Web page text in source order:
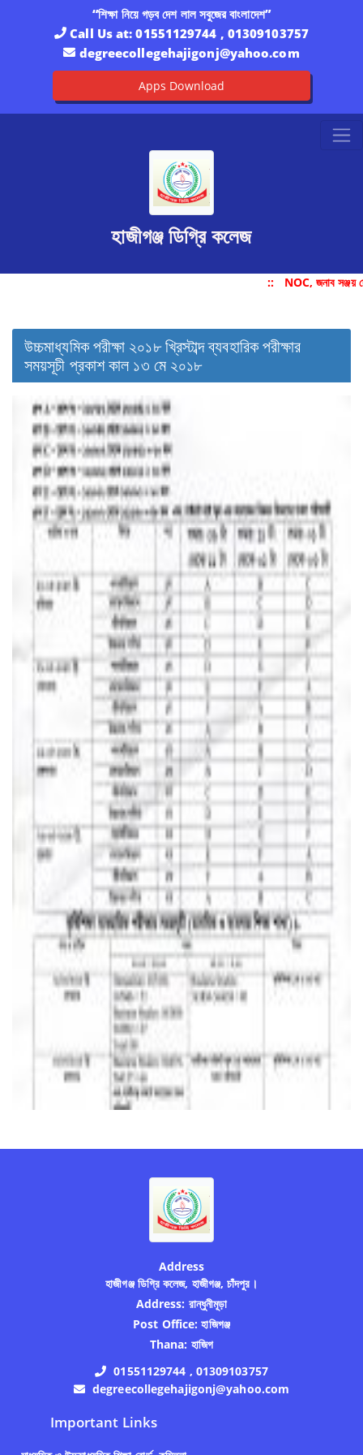
“শিক্ষা নিয়ে গড়ব দেশ লাল সবুজের বাংলাদেশ”
Call Us at:01551129744 , 01309103757
degreecollegehajigonj@yahoo.com
Apps Download
হাজীগঞ্জ ডিগ্রি কলেজ
:: NOC, জনাব সঞ্জয়
উচ্চমাধ্যমিক পরীক্ষা ২০১৮ খ্রিস্টাব্দ ব্যবহারিক পরীক্ষার
সময়সূচী প্রকাশ কাল ১৩ মে ২০১৮
Address
হাজীগঞ্জ ডিগ্রি কলেজ, হাজীগঞ্জ, চাঁদপুর।
Address: রান্ধুনীমূড়া
Post Office: হাজিগঞ্জ
Thana: হাজিগ
01551129744 , 01309103757
degreecollegehajigonj@yahoo.com
Important Links